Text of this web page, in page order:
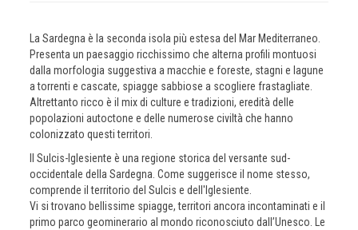
La Sardegna è la seconda isola più estesa del Mar Mediterraneo.
Presenta un paesaggio ricchissimo che alterna profili montuosi
dalla morfologia suggestiva a macchie e foreste, stagni e lagune
a torrenti e cascate, spiagge sabbiose a scogliere frastagliate.
Altrettanto ricco è il mix di culture e tradizioni, eredità delle
popolazioni autoctone e delle numerose civiltà che hanno
colonizzato questi territori.
Il Sulcis-Iglesiente è una regione storica del versante sud-
occidentale della Sardegna. Come suggerisce il nome stesso,
comprende il territorio del Sulcis e dell'Iglesiente.
Vi si trovano bellissime spiagge, territori ancora incontaminati e il
primo parco geominerario al mondo riconosciuto dall’Unesco. Le